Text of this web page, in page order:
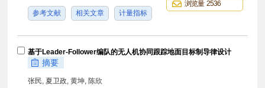
参考文献 相关文章 计量指标
浏览量 2536
基于Leader-Follower编队的无人机协同跟踪地面目标制导律设计
摘要
张民, 夏卫政, 黄坤, 陈欣